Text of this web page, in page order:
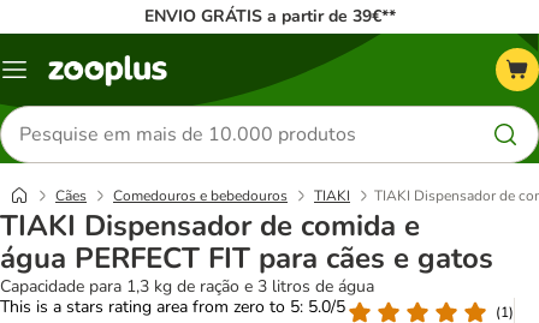
ENVIO GRÁTIS a partir de 39€**
Menu
Pesquisar
produtos
Cães Comedouros e bebedouros TIAKI TIAKI Dispensador de
TIAKI Dispensador de comida e
água PERFECT FIT para cães e gatos
Capacidade para 1,3 kg de ração e 3 litros de água
This is a stars rating area from zero to 5: 5.0/5
(1)